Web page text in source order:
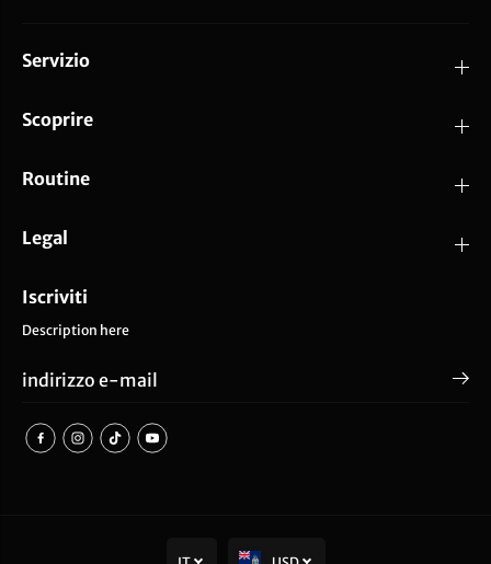
Servizio
Scoprire
Routine
Legal
Iscriviti
Description here